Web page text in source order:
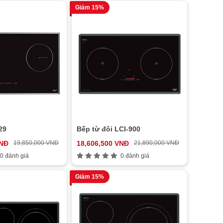
19,850,000 VNĐ
đánh giá
Giảm 15%
Bếp từ đôi LCI-900
18,606,500 VNĐ
21,890,000 VNĐ
0 đánh giá
Giảm 15%